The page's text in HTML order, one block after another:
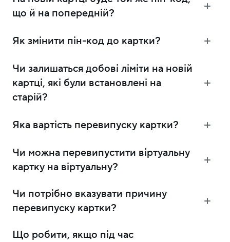
що й на попередній?
Як змінити пін-код до картки?
Чи залишаться добові ліміти на новій
картці, які були встановлені на
старій?
Яка вартість перевипуску картки?
Чи можна перевипустити віртуальну
картку на віртуальну?
Чи потрібно вказувати причину
перевипуску картки?
Що робити, якщо під час